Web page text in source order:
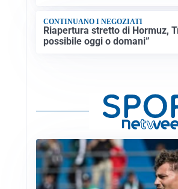
CONTINUANO I NEGOZIATI
Riapertura stretto di Hormuz,
possibile oggi o domani”